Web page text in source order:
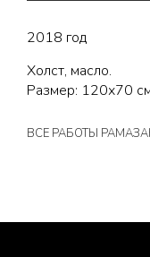
2018 год
Холст, масло.
Размер: 120х70
ВСЕ РАБОТЫ